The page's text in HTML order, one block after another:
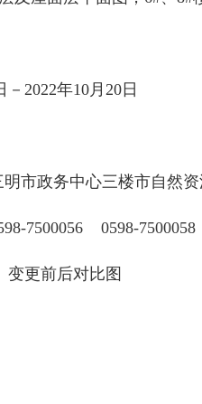
2022年10月20日
政务中心三楼市自然资
7500056 0598-
更前后对比图